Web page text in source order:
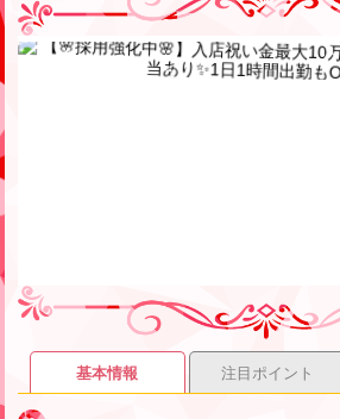
基本情報 注目ポイント